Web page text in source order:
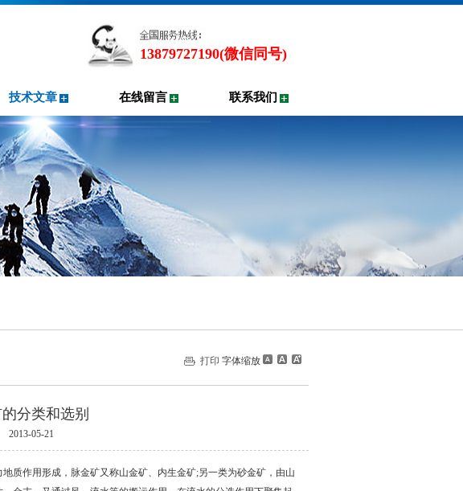
13879727190(微信同号)
技术文章 在线留言 联系我们
打印 字体缩放
分类和选别
2013-05-21
质作用形成，脉金矿又称山金矿、内生金矿;另一类为砂金矿，由山